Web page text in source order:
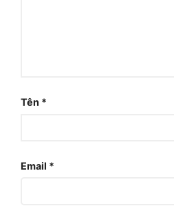
Tên *
Email *